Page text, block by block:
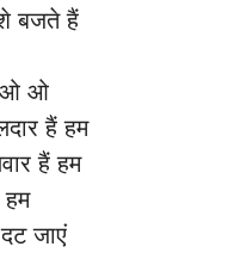
बजते हैं
ओ
हैं हम
हैं हम
हम
जाएं